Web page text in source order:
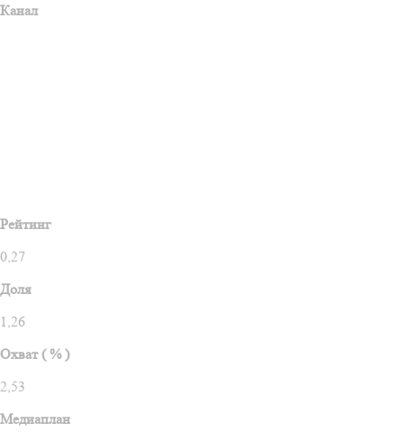
Канал
Рейтинг
0,27
Доля
1,26
Охват ( % )
2,53
Медиаплан